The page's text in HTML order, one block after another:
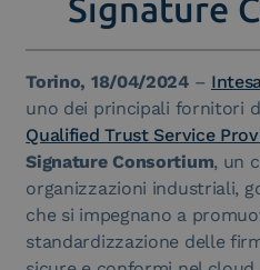
Signature
Torino, 18/04/2024–
uno dei principali fornitori
Qualified Trust Service
Signature Consortium, un
organizzazioni industriali,
che si impegnano a
standardizzazione delle